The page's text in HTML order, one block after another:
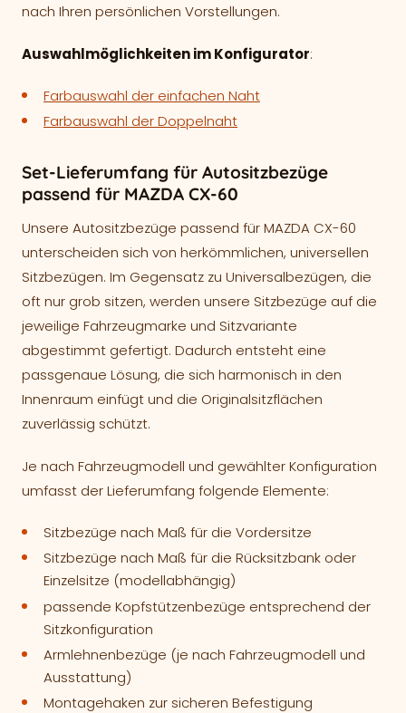
nach Ihren persönlichen Vorstellungen.
Auswahlmöglichkeiten im Konfigurator:
Farbauswahl der einfachen Naht
Farbauswahl der Doppelnaht
Set-Lieferumfang für Autositzbezüge
passend für MAZDA CX-60
Unsere Autositzbezüge passend für MAZDA CX-60
unterscheiden sich von herkömmlichen, universellen
Sitzbezügen. Im Gegensatz zu Universalbezügen, die
oft nur grob sitzen, werden unsere Sitzbezüge auf die
jeweilige Fahrzeugmarke und Sitzvariante
abgestimmt gefertigt. Dadurch entsteht eine
passgenaue Lösung, die sich harmonisch in den
Innenraum einfügt und die Originalsitzflächen
zuverlässig schützt.
Je nach Fahrzeugmodell und gewählter Konfiguration
umfasst der Lieferumfang folgende Elemente:
Sitzbezüge nach Maß für die Vordersitze
Sitzbezüge nach Maß für die Rücksitzbank oder
Einzelsitze (modellabhängig)
passende Kopfstützenbezüge entsprechend der
Sitzkonfiguration
Armlehnenbezüge (je nach Fahrzeugmodell und
Ausstattung)
Montagehaken zur sicheren Befestigung